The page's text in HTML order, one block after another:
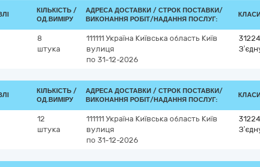
КІЛЬКІСТЬ /
ОД.ВИМІРУ
АДРЕСА ДОСТАВКИ / СТРОК ПОСТАВКИ/
ВИКОНАННЯ РОБІТ/НАДАННЯ ПОСЛУГ:
8
штука
111111 Україна Київська область Київ
вулиця
по 31-12-2026
КІЛЬКІСТЬ /
ОД.ВИМІРУ
АДРЕСА ДОСТАВКИ / СТРОК ПОСТАВКИ/
ВИКОНАННЯ РОБІТ/НАДАННЯ ПОСЛУГ:
12
штука
111111 Україна Київська область Київ
вулиця
по 31-12-2026